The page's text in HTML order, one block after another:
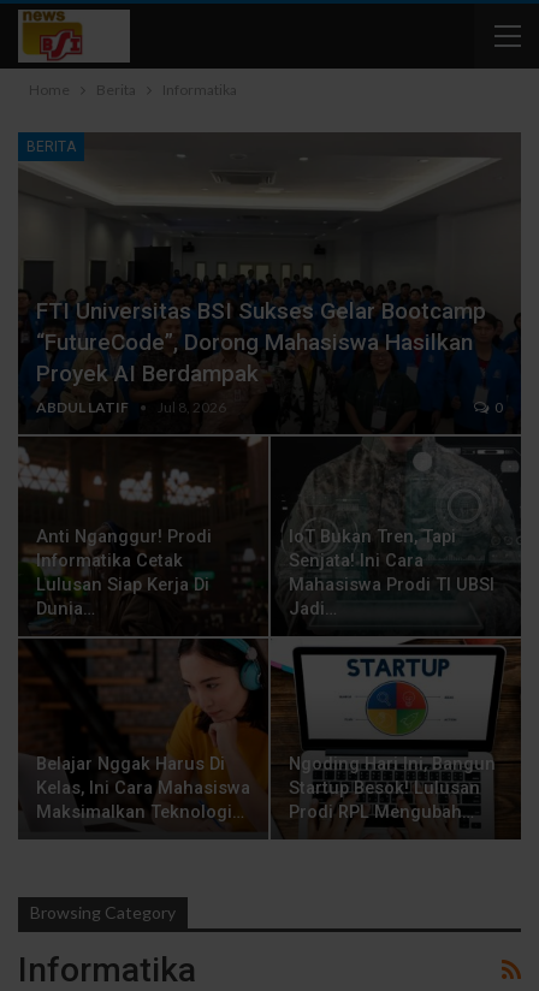
Home Berita Informatika
BERITA
FTI Universitas BSI Sukses Gelar Bootcamp
“FutureCode”, Dorong Mahasiswa Hasilkan
Proyek AI Berdampak
ABDUL LATIF Jul 8, 2026 0
Anti Nganggur! Prodi
Informatika Cetak
Lulusan Siap Kerja Di
Dunia…
IoT Bukan Tren, Tapi
Senjata! Ini Cara
Mahasiswa Prodi TI UBSI
Jadi…
Belajar Nggak Harus Di
Kelas, Ini Cara Mahasiswa
Maksimalkan Teknologi…
Ngoding Hari Ini, Bangun
Startup Besok! Lulusan
Prodi RPL Mengubah…
Browsing Category
Informatika